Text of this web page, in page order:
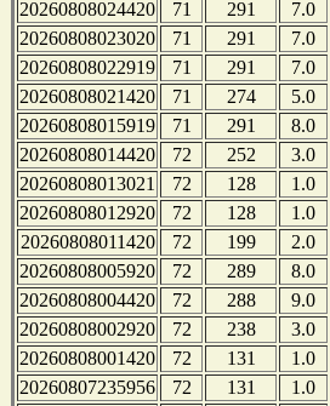
20260808024420 71 291
7.0
20260808023020
71 291
7.0
20260808022919
71 291
7.0
20260808021420
71 274
5.0
20260808015919
71 291
8.0
20260808014420
72 252
3.0
20260808013021
72 128
1.0
20260808012920
72 128
1.0
20260808011420
72 199
2.0
20260808005920
72 289
8.0
20260808004420
72 288
9.0
20260808002920
72 238
3.0
20260808001420
72 131
1.0
20260807235956
72 131
1.0